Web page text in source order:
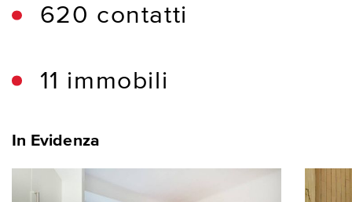
620 contatti
11 immobili
In Evidenza